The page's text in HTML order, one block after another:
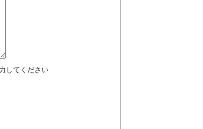
してください